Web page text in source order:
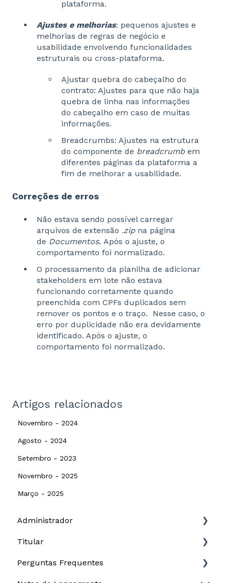
plataforma.
Ajustes e melhorias: pequenos ajustes e
melhorias de regras de negócio e
usabilidade envolvendo funcionalidades
estruturais ou cross-plataforma.
Ajustar quebra do cabeçalho do
contrato: Ajustes para que não haja
quebra de linha nas informações
do cabeçalho em caso de muitas
informações.
Breadcrumbs: Ajustes na estrutura
do componente de breadcrumb em
diferentes páginas da plataforma a
fim de melhorar a usabilidade.
Correções de erros
Não estava sendo possível carregar
arquivos de extensão .zipna página
de Documentos. Após o ajuste, o
comportamento foi normalizado.
O processamento da planilha de adicionar
stakeholders em lote não estava
funcionando corretamente quando
preenchida com CPFs duplicados sem
remover os pontos e o traço. Nesse caso, o
erro por duplicidade não era devidamente
identificado. Após o ajuste, o
comportamento foi normalizado.
Artigos relacionados
Novembro - 2024
Agosto - 2024
Setembro - 2023
Novembro - 2025
Março - 2025
Administrador
Governança
Cap table
Titular
Opções
Perguntas Frequentes